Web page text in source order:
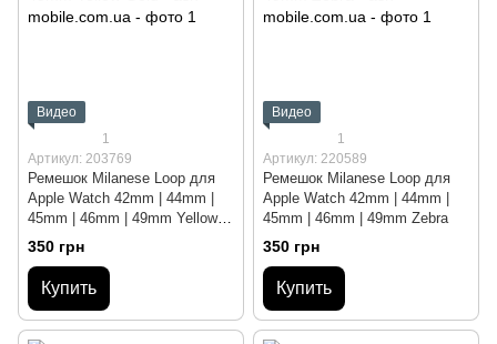
Видео
1
Артикул: 203769
Ремешок Milanese Loop для
Apple Watch 42mm | 44mm |
45mm | 46mm | 49mm Yellow
Gold
350 грн
Купить
Видео
1
Артикул: 220589
Ремешок Milanese Loop для
Apple Watch 42mm | 44mm |
45mm | 46mm | 49mm Zebra
350 грн
Купить